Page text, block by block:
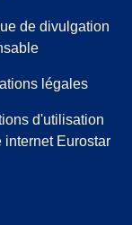
de divulgation
légales
d'utilisation
internet Eurostar